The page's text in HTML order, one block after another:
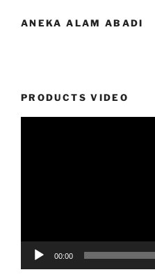
ANEKA ALAM ABADI
PRODUCTS VIDEO
00:00